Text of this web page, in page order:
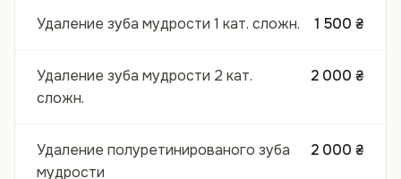
Удаление зуба мудрости 1 кат. сложн. 1 500 ₴
Удаление зуба мудрости 2 кат.
сложн.
2 000 ₴
Удаление полуретинированого зуба
мудрости
2 000 ₴